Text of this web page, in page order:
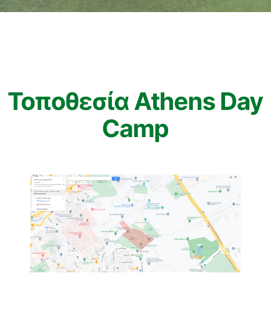
Τοποθεσία Athens Day
Camp